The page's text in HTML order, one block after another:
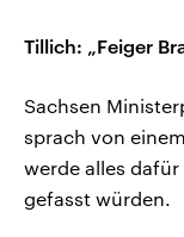
Tillich: „Feiger
Sachsen
sprach von
werde alles
gefasst würden.